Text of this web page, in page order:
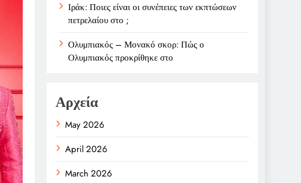
Ιράκ: Ποιες είναι οι συνέπειες των εκπτώσεων
πετρελαίου στο ;
Ολυμπιακός – Μονακό σκορ: Πώς ο
Ολυμπιακός προκρίθηκε στο
Αρχεία
May 2026
April 2026
March 2026